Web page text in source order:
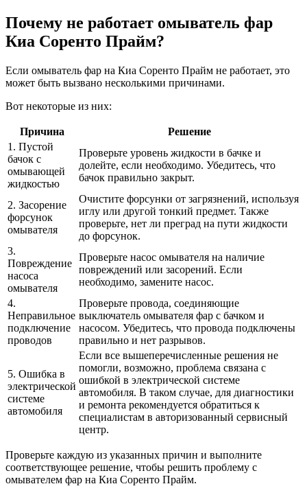
Почему не работает омыватель фар
Киа Соренто Прайм?
Если омыватель фар на Киа Соренто Прайм не работает, это
может быть вызвано несколькими причинами.
Вот некоторые из них:
Причина
Решение
1. Пустой
бачок с
омывающей
жидкостью
Проверьте уровень жидкости в бачке и
долейте, если необходимо. Убедитесь, что
бачок правильно закрыт.
2. Засорение
форсунок
омывателя
Очистите форсунки от загрязнений, используя
иглу или другой тонкий предмет. Также
проверьте, нет ли преград на пути жидкости
до форсунок.
3.
Повреждение
насоса
омывателя
Проверьте насос омывателя на наличие
повреждений или засорений. Если
необходимо, замените насос.
4.
Неправильное
подключение
проводов
Проверьте провода, соединяющие
выключатель омывателя фар с бачком и
насосом. Убедитесь, что провода подключены
правильно и нет разрывов.
5. Ошибка в
электрической
системе
автомобиля
Если все вышеперечисленные решения не
помогли, возможно, проблема связана с
ошибкой в электрической системе
автомобиля. В таком случае, для диагностики
и ремонта рекомендуется обратиться к
специалистам в авторизованный сервисный
центр.
Проверьте каждую из указанных причин и выполните
соответствующее решение, чтобы решить проблему с
омывателем фар на Киа Соренто Прайм.